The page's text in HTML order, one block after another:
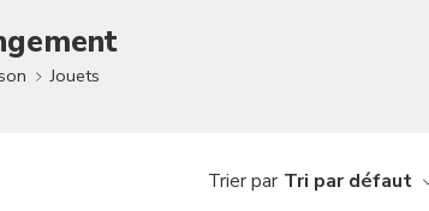
Jouets
Trier par Tri par défaut